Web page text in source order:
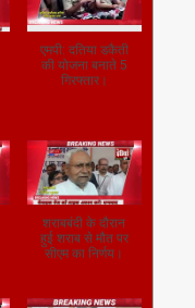
एमपी: दतिया डकैती
की योजना बनाते 5
गिरफ्तार।
शराबबंदी के दौरान
हुई शराब से मौत पर
सीएम का निर्णय।